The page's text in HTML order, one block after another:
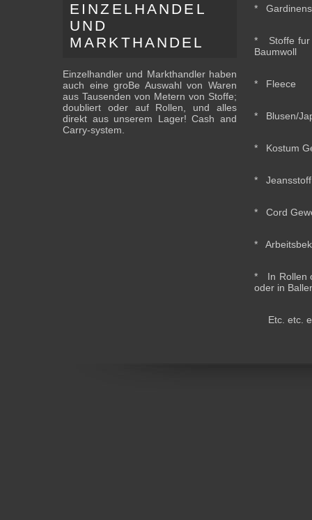
EINZELHANDEL
UND
MARKTHANDEL
Einzelhandler und Markthandler haben
auch eine groBe Auswahl von Waren
aus Tausenden von Metern von Stoffe;
doubliert oder auf Rollen, und alles
direkt aus unserem Lager! Cash and
Carry-system.
*
* Stoffe fur
Baumwoll
* Fleece
* Blusen/
* Kostum
* Jeansstoff
* Cord
*
* In Rollen
oder in
Etc. etc.